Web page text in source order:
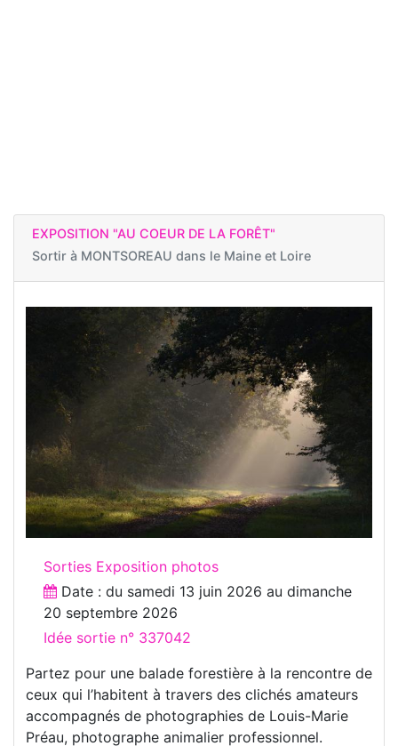
EXPOSITION "AU COEUR DE LA FORÊT"
Sortir à MONTSOREAU dans le Maine et Loire
Sorties Exposition photos
Date : du samedi 13 juin 2026 au dimanche
20 septembre 2026
Idée sortie n° 337042
Partez pour une balade forestière à la rencontre de
ceux qui l’habitent à travers des clichés amateurs
accompagnés de photographies de Louis-Marie
Préau, photographe animalier professionnel.